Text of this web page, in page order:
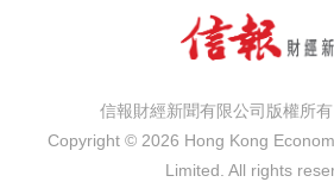
信報財經新聞有限公司版權所有
Copyright © 2026 Hong Kong
Limited. All rights